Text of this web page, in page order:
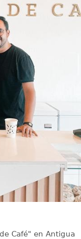
Café" en Antigua